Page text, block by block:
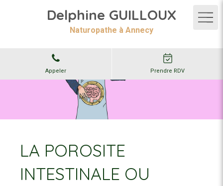
Delphine GUILLOUX
Naturopathe à Annecy
Appeler Prendre RDV
LA POROSITE
INTESTINALE OU